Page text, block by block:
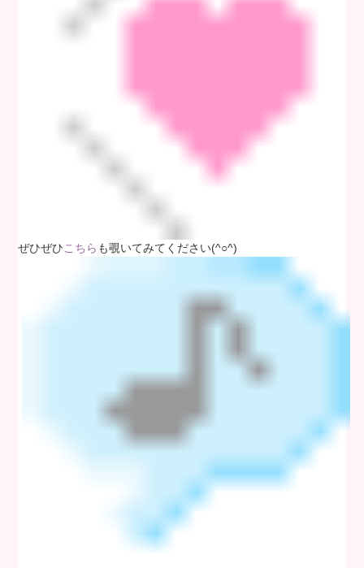
ぜひぜひ こちら も覗いてみてください(^○^)